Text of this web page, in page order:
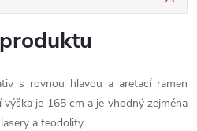
s rovnou hlavou a aretací ramen
výška je 165 cm a je vhodný zejména
a teodolity.